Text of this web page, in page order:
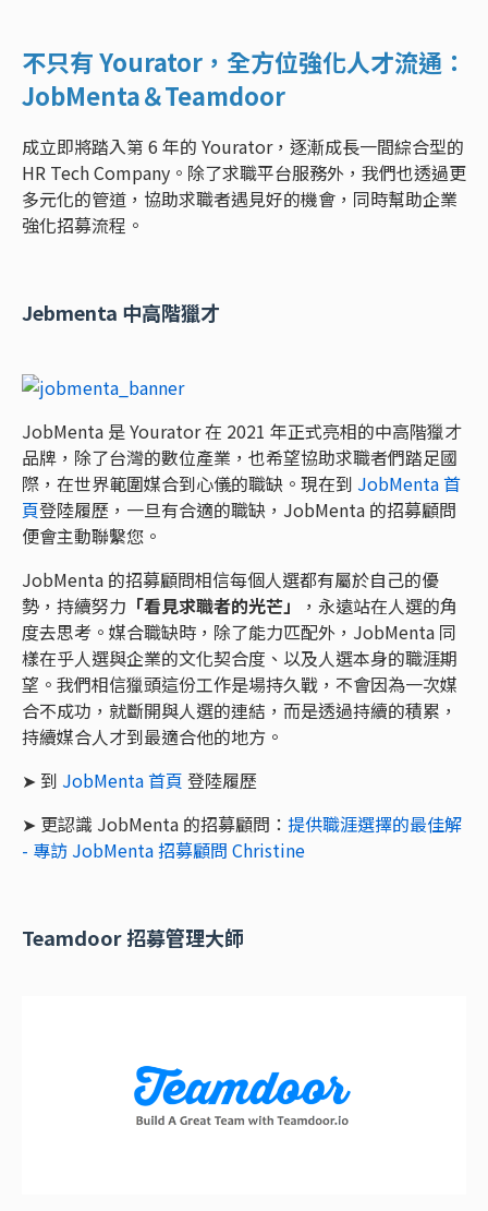
不只有 Yourator，全方位強化人才流通：
JobMenta＆Teamdoor
成立即將踏入第 6 年的 Yourator，逐漸成長一間綜合型的
HR Tech Company。除了求職平台服務外，我們也透過更
多元化的管道，協助求職者遇見好的機會，同時幫助企業
強化招募流程。
Jebmenta 中高階獵才
JobMenta 是 Yourator 在 2021 年正式亮相的中高階獵才
品牌，除了台灣的數位產業，也希望協助求職者們踏足國
際，在世界範圍媒合到心儀的職缺。現在到 JobMenta 首
頁登陸履歷，一旦有合適的職缺，JobMenta 的招募顧問
便會主動聯繫您。
JobMenta 的招募顧問相信每個人選都有屬於自己的優
勢，持續努力 「看見求職者的光芒」
，永遠站在人選的角
度去思考。媒合職缺時，除了能力匹配外，JobMenta 同
樣在乎人選與企業的文化契合度、以及人選本身的職涯期
望。我們相信獵頭這份工作是場持久戰，不會因為一次媒
合不成功，就斷開與人選的連結，而是透過持續的積累，
持續媒合人才到最適合他的地方。
➤ 到 JobMenta 首頁 登陸履歷
➤ 更認識 JobMenta 的招募顧問： 提供職涯選擇的最佳解
- 專訪 JobMenta 招募顧問 Christine
Teamdoor 招募管理大師